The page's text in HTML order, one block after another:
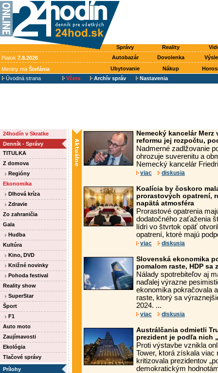
Správy Reality
Piatok 7.8.2026 Autobazár Dovolenka
Meniny má Štefánia Ubytovanie Nákup
Úvodná strana
Včera Archív správ Nastavenia
24hodín v Skratke
Denník - Správy
TITULKA
Z domova
Regióny
Ekonomika
Dlhová kríza
Zdravie
Zo zahraničia
Gala
Hudba
Kultúra
Kino, DVD
Knižné novinky
Pohoda festival
Reality show
SuperStar
Šport
F1
Auto moto
Zaujímavosti
Ekológia
Tlačové správy
Prílohy
Nemecký kancelár
reformu jej rozpočtu,
Nadmerné zadlžovanie
ohrozuje suverenitu a
Nemecký kancelár
viac diskusia
Koalícia by čoskoro
prorastových opatrení,
napätá atmosféra
Prorastové opatrenia
dodatočného zaťaženia
lídri vo štvrtok opäť
opatrení, ktoré majú
viac diskusia
Slovenská ekonomika
pomalom raste, HDP sa
Nálady spotrebiteľov aj
naďalej výrazne
ekonomika pokračovala
raste, ktorý sa
2024. ...
viac diskusia
Austrálčania odmietli
prezident je podľa nich
Proti výstavbe vznikla
Tower, ktorá získala viac
kritizovala prezidentov
demokratickým